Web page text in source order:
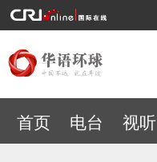
首页 电台 视听